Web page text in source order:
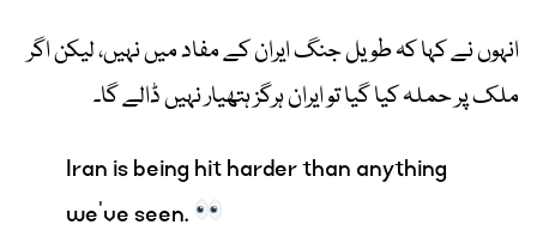
انہوں نے کہا کہ طویل جنگ ایران کے مفاد میں نہیں، لیکن اگر
ملک پر حملہ کیا گیا تو ایران ہرگز ہتھیار نہیں ڈالے گا۔
Iran is being hit harder than anything
we’ve seen.